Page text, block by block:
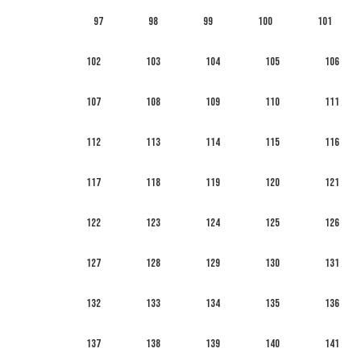
97 98 99 100 101
102 103 104 105 106
107 108 109 110 111
112 113 114 115 116
117 118 119 120 121
122 123 124 125 126
127 128 129 130 131
132 133 134 135 136
137 138 139 140 141